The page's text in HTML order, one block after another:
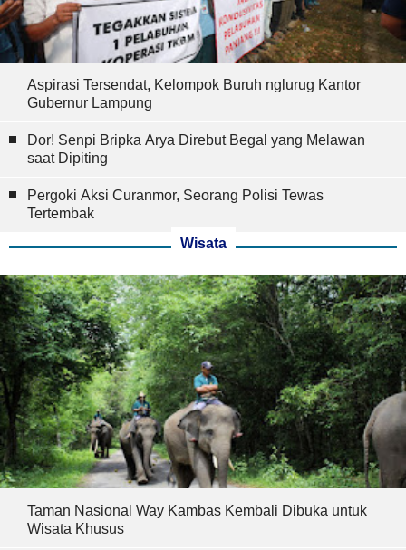
Aspirasi Tersendat, Kelompok Buruh nglurug Kantor
Gubernur Lampung
Dor! Senpi Bripka Arya Direbut Begal yang Melawan
saat Dipiting
Pergoki Aksi Curanmor, Seorang Polisi Tewas
Tertembak
Wisata
Taman Nasional Way Kambas Kembali Dibuka untuk
Wisata Khusus